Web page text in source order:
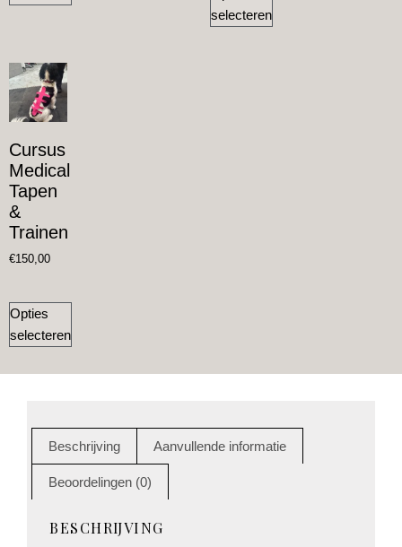
selecteren
Cursus
Medical
Tapen
&
Trainen
€150,00
Opties
selecteren
Beschrijving Aanvullende informatie
Beoordelingen (0)
BESCHRIJVING